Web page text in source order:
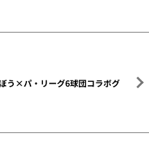
う×パ・リーグ6球団コラボグ